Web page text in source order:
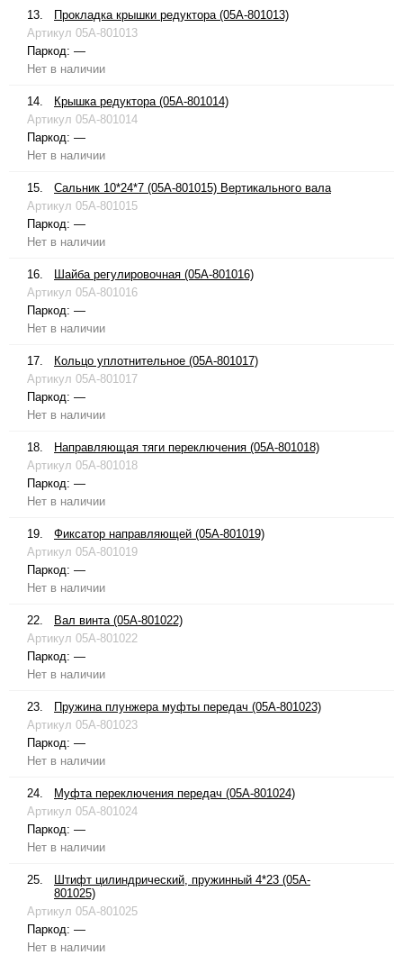
13.
Прокладка крышки редуктора (05A-801013)
Артикул 05A-801013
Паркод: —
Нет в наличии
14.
Крышка редуктора (05A-801014)
Артикул 05A-801014
Паркод: —
Нет в наличии
15.
Сальник 10*24*7 (05A-801015) Вертикального вала
Артикул 05A-801015
Паркод: —
Нет в наличии
16.
Шайба регулировочная (05A-801016)
Артикул 05A-801016
Паркод: —
Нет в наличии
17.
Кольцо уплотнительное (05A-801017)
Артикул 05A-801017
Паркод: —
Нет в наличии
18.
Направляющая тяги переключения (05A-801018)
Артикул 05A-801018
Паркод: —
Нет в наличии
19.
Фиксатор направляющей (05A-801019)
Артикул 05A-801019
Паркод: —
Нет в наличии
22.
Вал винта (05A-801022)
Артикул 05A-801022
Паркод: —
Нет в наличии
23.
Пружина плунжера муфты передач (05A-801023)
Артикул 05A-801023
Паркод: —
Нет в наличии
24.
Муфта переключения передач (05A-801024)
Артикул 05A-801024
Паркод: —
Нет в наличии
25.
Штифт цилиндрический, пружинный 4*23 (05A-
801025)
Артикул 05A-801025
Паркод: —
Нет в наличии